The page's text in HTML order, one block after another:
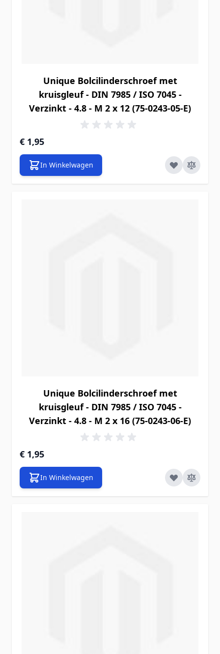
Unique Bolcilinderschroef met
kruisgleuf - DIN 7985 / ISO 7045 -
Verzinkt - 4.8 - M 2 x 12 (75-0243-05-E)
€ 1,95
In Winkelwagen
Unique Bolcilinderschroef met
kruisgleuf - DIN 7985 / ISO 7045 -
Verzinkt - 4.8 - M 2 x 16 (75-0243-06-E)
€ 1,95
In Winkelwagen